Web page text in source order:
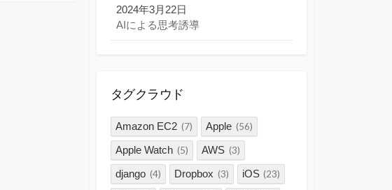
2024年3月22日
AIによる思考誘導
タグクラウド
Amazon EC2 (7) Apple (56)
Apple Watch (5) AWS (3)
django (4) Dropbox (3) iOS (23)